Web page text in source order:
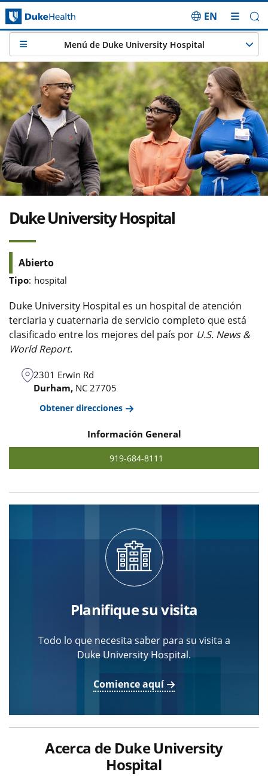
Saltar navegación
EN
Menú de Duke University Hospital
Duke University Hospital
Abierto
Tipo: hospital
Duke University Hospital es un hospital de atención
terciaria y cuaternaria de servicio completo que está
clasificado entre los mejores del país por U.S. News &
World Report.
2301 Erwin Rd
Durham, NC 27705
Obtener direcciones
Información General
919-684-8111
Planifique su visita
Todo lo que necesita saber para su visita a
Duke University Hospital.
Comience aquí
Acerca de Duke University
Hospital